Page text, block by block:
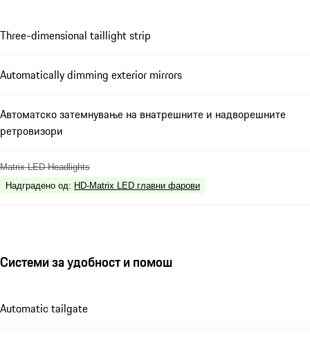
Three-dimensional taillight strip
Automatically dimming exterior mirrors
Автоматско затемнување на внатрешните и надворешните
ретровизори
Matrix LED Headlights
Надградено од: HD-Matrix LED главни фарови
Системи за удобност и помош
Automatic tailgate